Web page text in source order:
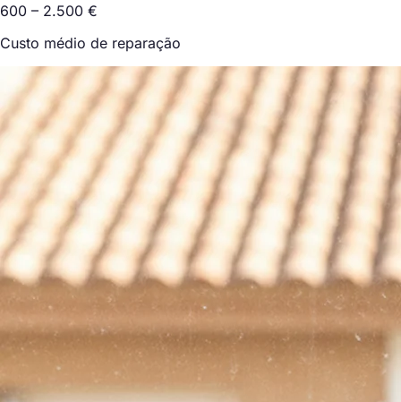
600 – 2.500 €
Custo médio de reparação